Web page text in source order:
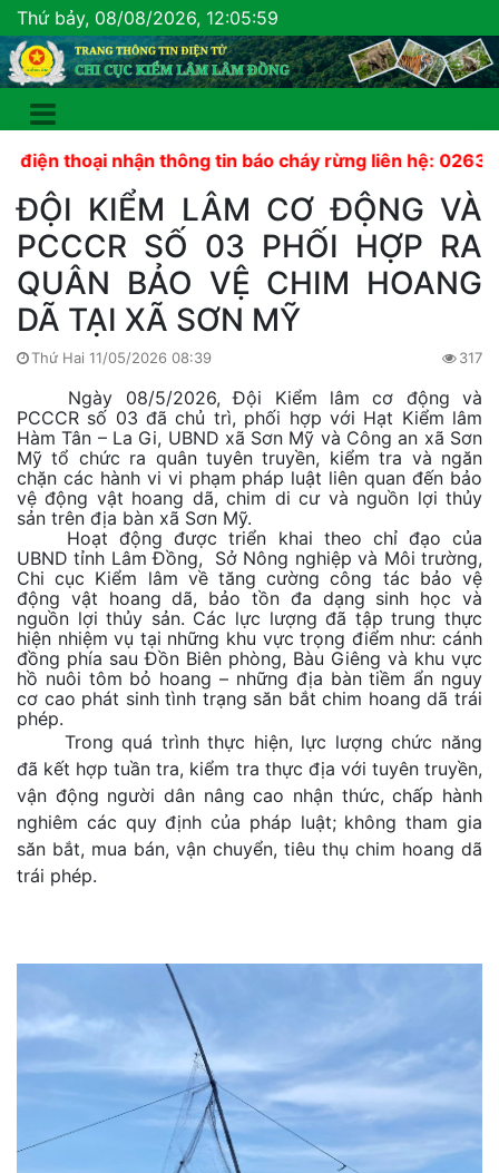
Thứ bảy, 08/08/2026, 12:06:00
nhận thông tin báo cháy rừng liên hệ: 02633 822
ĐỘI KIỂM LÂM CƠ ĐỘNG VÀ
PCCCR SỐ 03 PHỐI HỢP RA
QUÂN BẢO VỆ CHIM HOANG
DÃ TẠI XÃ SƠN MỸ
Thứ Hai 11/05/2026 08:39 317
Ngày 08/5/2026, Đội Kiểm lâm cơ động và
PCCCR số 03 đã chủ trì, phối hợp với Hạt Kiểm lâm
Hàm Tân – La Gi, UBND xã Sơn Mỹ và Công an xã Sơn
Mỹ tổ chức ra quân tuyên truyền, kiểm tra và ngăn
chặn các hành vi vi phạm pháp luật liên quan đến bảo
vệ động vật hoang dã, chim di cư và nguồn lợi thủy
sản trên địa bàn xã Sơn Mỹ.
Hoạt động được triển khai theo chỉ đạo của
UBND tỉnh Lâm Đồng, Sở Nông nghiệp và Môi trường,
Chi cục Kiểm lâm về tăng cường công tác bảo vệ
động vật hoang dã, bảo tồn đa dạng sinh học và
nguồn lợi thủy sản. Các lực lượng đã tập trung thực
hiện nhiệm vụ tại những khu vực trọng điểm như: cánh
đồng phía sau Đồn Biên phòng, Bàu Giêng và khu vực
hồ nuôi tôm bỏ hoang – những địa bàn tiềm ẩn nguy
cơ cao phát sinh tình trạng săn bắt chim hoang dã trái
phép.
Trong quá trình thực hiện, lực lượng chức năng
đã kết hợp tuần tra, kiểm tra thực địa với tuyên truyền,
vận động người dân nâng cao nhận thức, chấp hành
nghiêm các quy định của pháp luật; không tham gia
săn bắt, mua bán, vận chuyển, tiêu thụ chim hoang dã
trái phép.